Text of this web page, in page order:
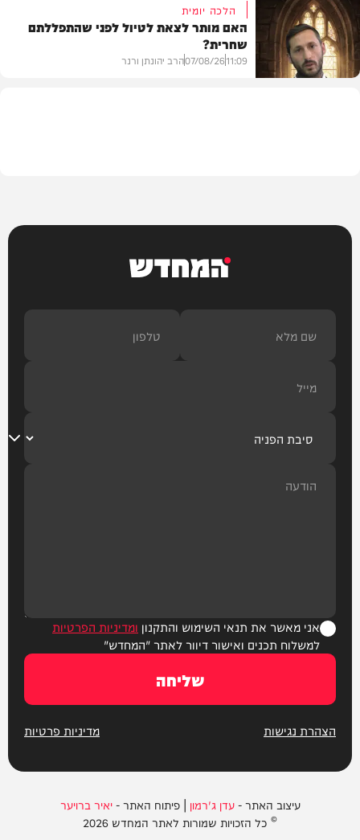
בית המדרש
הלכה יומית
האם מותר לצאת לטיול לפני שהתפללתם
שחרית?
11:09
07/08/26הרב יהונתן ורנר
המחדש
אני מאשר את תנאי השימוש והתקנון ומדיניות הפרטיות
למשלוח תכנים ואישור דיוור לאתר "המחדש"
שליחה
הצהרת נגישות מדיניות פרטיות
עיצוב האתר -עדן ג'רמון | פיתוח האתר -יאיר ברויער
© כל הזכויות שמורות לאתר המחדש 2026